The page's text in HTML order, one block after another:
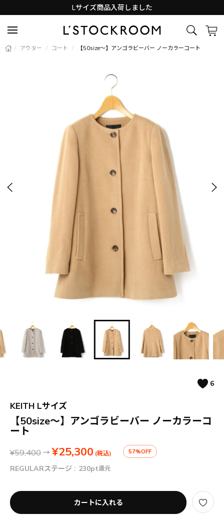
Lサイズ商品入荷しました
/ アウター / コート / 【50size～】アンゴラビーバー ノーカラーコート
6
KEITH Lサイズ
【50size～】アンゴラビーバー ノーカラーコ
ート
¥59,400 → ¥25,300 (税込) 57%OFF
REGULARステージ : 230pt還元
カートに入れる